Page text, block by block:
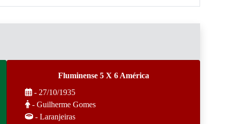
Fluminense 5 X 6 América
- 27/10/1935
- Guilherme Gomes
- Laranjeiras